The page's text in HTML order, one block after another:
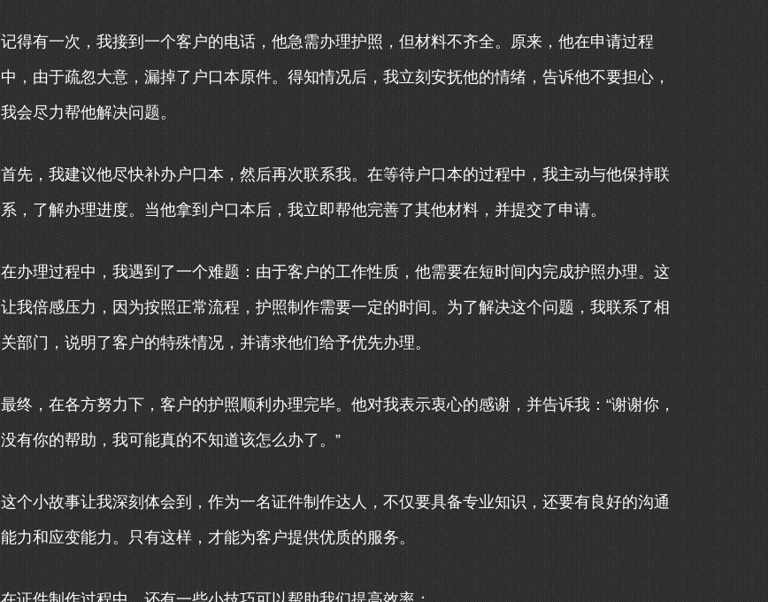
记得有一次，我接到一个客户的电话，他急需办理护照，但材料不齐全。原来，他在申请过程
中，由于疏忽大意，漏掉了户口本原件。得知情况后，我立刻安抚他的情绪，告诉他不要担心，
我会尽力帮他解决问题。
首先，我建议他尽快补办户口本，然后再次联系我。在等待户口本的过程中，我主动与他保持联
系，了解办理进度。当他拿到户口本后，我立即帮他完善了其他材料，并提交了申请。
在办理过程中，我遇到了一个难题：由于客户的工作性质，他需要在短时间内完成护照办理。这
让我倍感压力，因为按照正常流程，护照制作需要一定的时间。为了解决这个问题，我联系了相
关部门，说明了客户的特殊情况，并请求他们给予优先办理。
最终，在各方努力下，客户的护照顺利办理完毕。他对我表示衷心的感谢，并告诉我：“谢谢你，
没有你的帮助，我可能真的不知道该怎么办了。”
这个小故事让我深刻体会到，作为一名证件制作达人，不仅要具备专业知识，还要有良好的沟通
能力和应变能力。只有这样，才能为客户提供优质的服务。